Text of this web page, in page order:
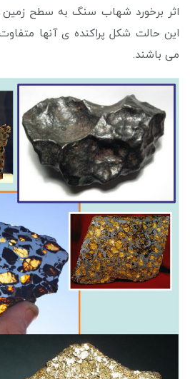
اثر برخورد شهاب سنگ به سطح زمین
این حالت شکل پراکنده ی آنها
می باشند.